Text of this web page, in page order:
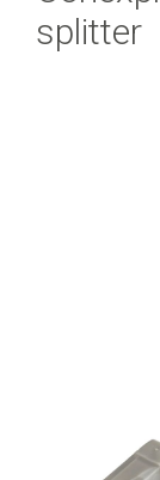
splitter